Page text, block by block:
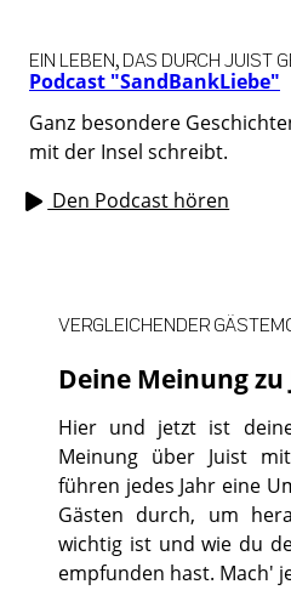
Podcast "SandBankLiebe"
EIN LEBEN, DAS DURCH JUIST
Ganz besondere
mit der Insel schreibt.
Den Podcast hören
Deine Meinung zu
VERGLEICHENDER
Hier und jetzt ist
Meinung über Juist
führen jedes Jahr eine
Gästen durch, um
wichtig ist und wie du
empfunden hast. Mach'